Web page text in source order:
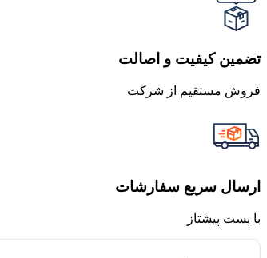
تضمین کیفیت و اصالت
فروش مستقیم از شرکت
ارسال سریع سفارشات
با پست پیشتاز